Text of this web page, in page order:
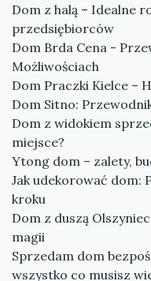
Dom z halą – Idealne
przedsiębiorców
Dom Brda Cena -
Możliwościach
Dom Praczki Kielce –
Dom Sitno:
Dom z widokiem
miejsce?
Ytong dom – zalety,
Jak udekorować dom:
kroku
Dom z duszą
magii
Sprzedam dom
wszystko co musisz